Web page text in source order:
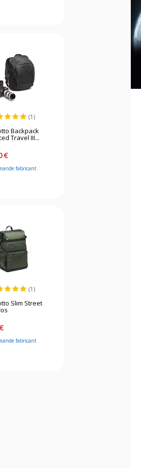
(1)
Backpack
Travel III...
€
fabricant
(1)
Slim Street
fabricant